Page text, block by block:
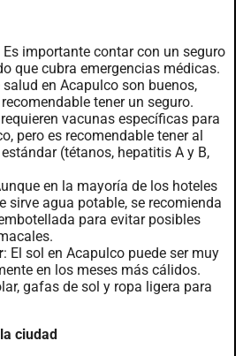
Es importante contar con un seguro
que cubra emergencias médicas.
en Acapulco son buenos,
tener un seguro.
vacunas específicas para
pero es recomendable tener al
(tétanos, hepatitis A y B,
en la mayoría de los hoteles
sirve agua potable, se recomienda
para evitar posibles
: El sol en Acapulco puede ser muy
en los meses más cálidos.
gafas de sol y ropa ligera para
ciudad